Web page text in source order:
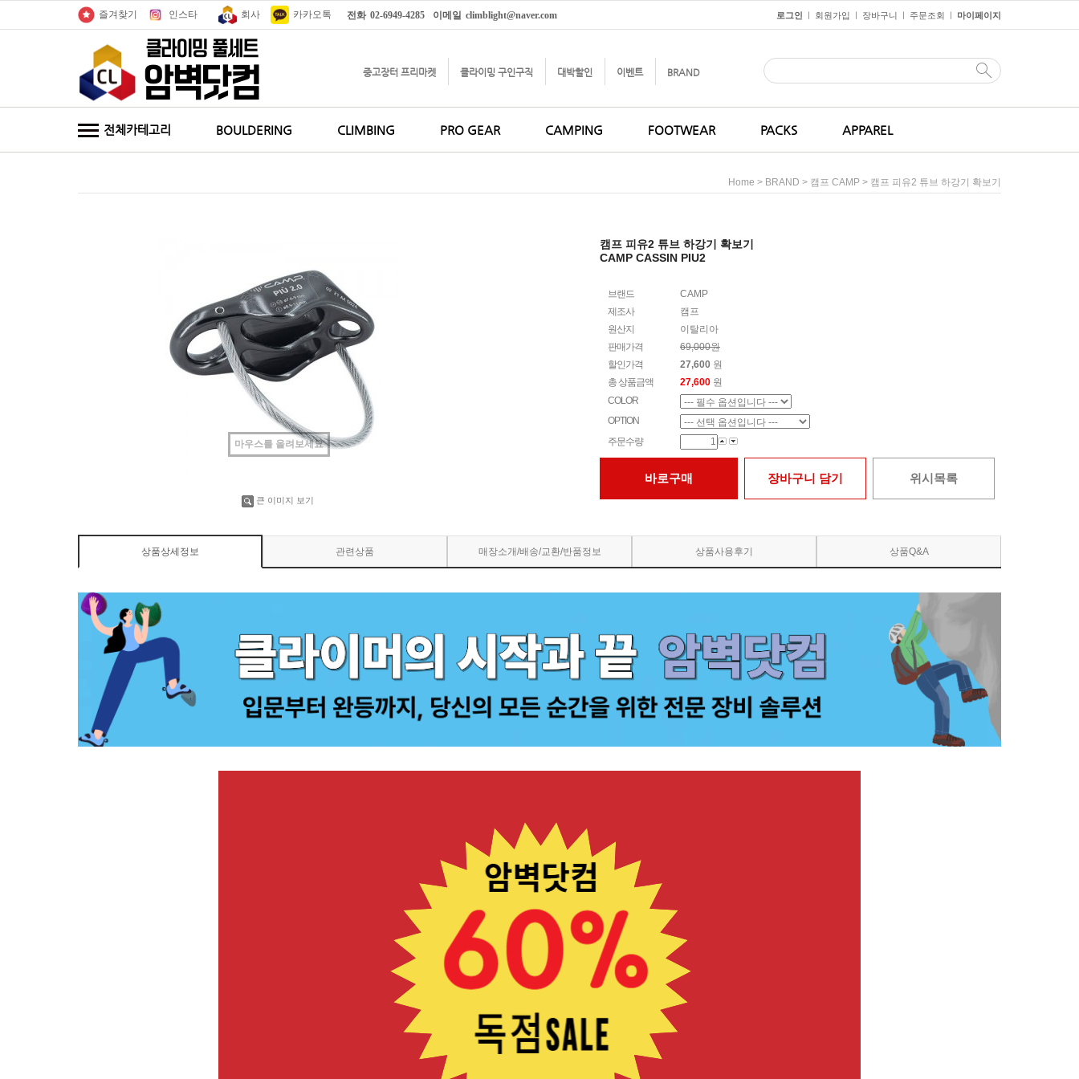
즐겨찾기 인스타 카카오톡
회사 전화 02-6949-4285 이메일 climblight@naver.com 로그인 ㅣ 회원가입 ㅣ 장바구니 ㅣ 주문조회 ㅣ 마이페이지
중고장터 프리마켓 클라이밍 구인구직 대박할인 이벤트 BRAND
전체카테고리 BOULDERING CLIMBING PRO GEAR CAMPING FOOTWEAR PACKS APPAREL
Home > BRAND > 캠프 CAMP > 캠프 피유2 튜브 하강기 확보기
마우스를 올려보세요
큰 이미지 보기
캠프 피유2 튜브 하강기 확보기
CAMP CASSIN PIU2
브랜드
CAMP
제조사
캠프
원산지
이탈리아
판매가격
69,000원
할인가격
27,600 원
총 상품금액
27,600 원
COLOR
OPTION
주문수량
바로구매 장바구니 담기 위시목록
상품상세정보 관련상품 매장소개/배송/교환/반품정보 상품사용후기 상품Q&A